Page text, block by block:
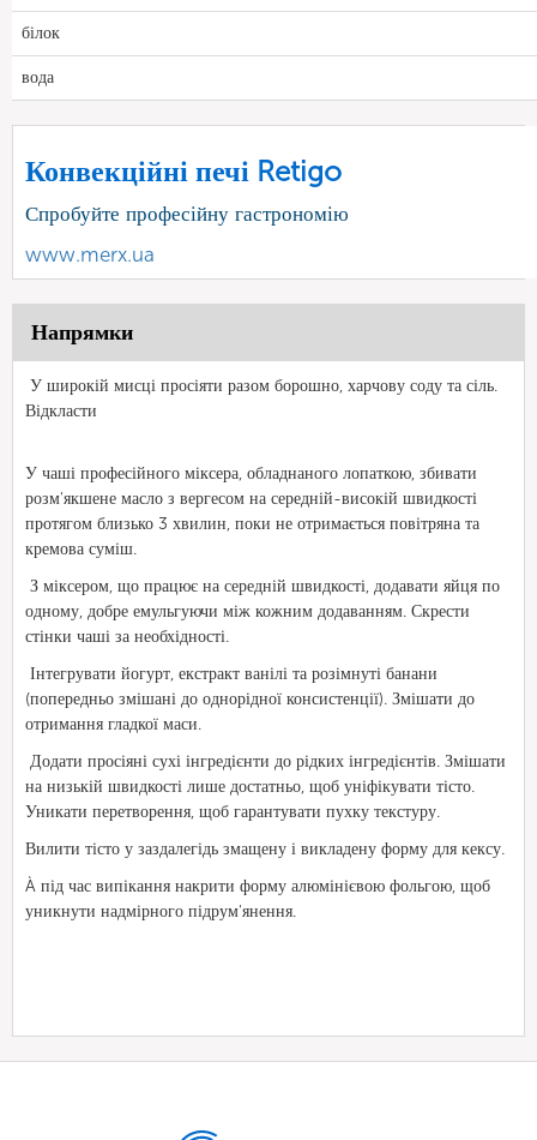
білок
вода
Конвекційні печі Retigo
Спробуйте професійну гастрономію
www.merx.ua
Напрямки
У широкій мисці просіяти разом борошно, харчову соду та сіль.
Відкласти
У чаші професійного міксера, обладнаного лопаткою, збивати
розм'якшене масло з вергесом на середній-високій швидкості
протягом близько 3 хвилин, поки не отримається повітряна та
кремова суміш.
З міксером, що працює на середній швидкості, додавати яйця по
одному, добре емульгуючи між кожним додаванням. Скрести
стінки чаші за необхідності.
Інтегрувати йогурт, екстракт ванілі та розімнуті банани
(попередньо змішані до однорідної консистенції). Змішати до
отримання гладкої маси.
Додати просіяні сухі інгредієнти до рідких інгредієнтів. Змішати
на низькій швидкості лише достатньо, щоб уніфікувати тісто.
Уникати перетворення, щоб гарантувати пухку текстуру.
Вилити тісто у заздалегідь змащену і викладену форму для кексу.
À під час випікання накрити форму алюмінієвою фольгою, щоб
уникнути надмірного підрум'янення.